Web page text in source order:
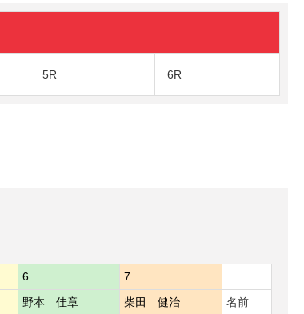
5R 6R
6
7
野本 佳章 柴田 健治
名前